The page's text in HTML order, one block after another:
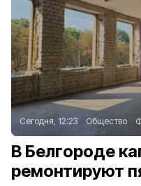
Сегодня, 12:23 Общество
В Белгороде
ремонтируют